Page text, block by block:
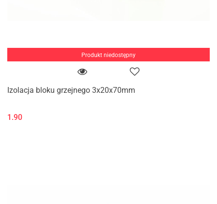
Produkt niedostępny
Izolacja bloku grzejnego 3x20x70mm
1.90